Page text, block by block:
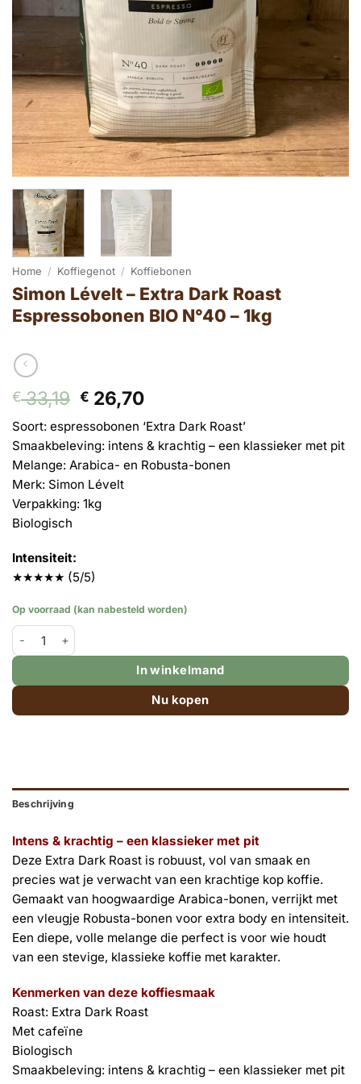
Home / Koffiegenot / Koffiebonen
Simon Lévelt – Extra Dark Roast
Espressobonen BIO N°40 – 1kg
€33,19 Oorspronkelijke
prijs
was:
€ 33,19.
€ 26,70Huidige
is:
€ 26,70.
Soort: espressobonen ‘Extra Dark Roast’
Smaakbeleving: intens & krachtig – een klassieker met pit
Melange: Arabica- en Robusta-bonen
Merk: Simon Lévelt
Verpakking: 1kg
Biologisch
Intensiteit:
★★★★★ (5/5)
Op voorraad (kan nabesteld worden)
Simon Lévelt - Extra Dark Roast Espressobonen BIO N°40 - 1kg
In winkelmand
Nu kopen
Beschrijving
Intens & krachtig – een klassieker met pit
Deze Extra Dark Roast is robuust, vol van smaak en
precies wat je verwacht van een krachtige kop koffie.
Gemaakt van hoogwaardige Arabica-bonen, verrijkt met
een vleugje Robusta-bonen voor extra body en intensiteit.
Een diepe, volle melange die perfect is voor wie houdt
van een stevige, klassieke koffie met karakter.
Kenmerken van deze koffiesmaak
Roast: Extra Dark Roast
Met cafeïne
Biologisch
Smaakbeleving: intens & krachtig – een klassieker met pit